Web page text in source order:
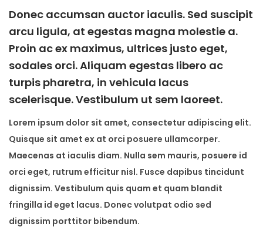
l
i
é
l
e
e
j
u
t
,
2
0
2
3
l
i
é
d
n
Donec accumsan auctor iaculis. Sed suscipit
arcu ligula, at egestas magna molestie a.
Proin ac ex maximus, ultrices justo eget,
sodales orci. Aliquam egestas libero ac
turpis pharetra, in vehicula lacus
scelerisque. Vestibulum ut sem laoreet.
Lorem ipsum dolor sit amet, consectetur adipiscing elit.
Quisque sit amet ex at orci posuere ullamcorper.
Maecenas at iaculis diam. Nulla sem mauris, posuere id
orci eget, rutrum efficitur nisl. Fusce dapibus tincidunt
dignissim. Vestibulum quis quam et quam blandit
fringilla id eget lacus. Donec volutpat odio sed
dignissim porttitor bibendum.